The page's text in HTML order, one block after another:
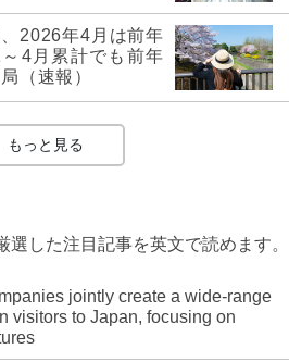
2026年4月は前年
4月累計でも前年
（速報）
もっと見る
選した注目記事を英文で読めます。
jointly create a wide-range
visitors to Japan, focusing on